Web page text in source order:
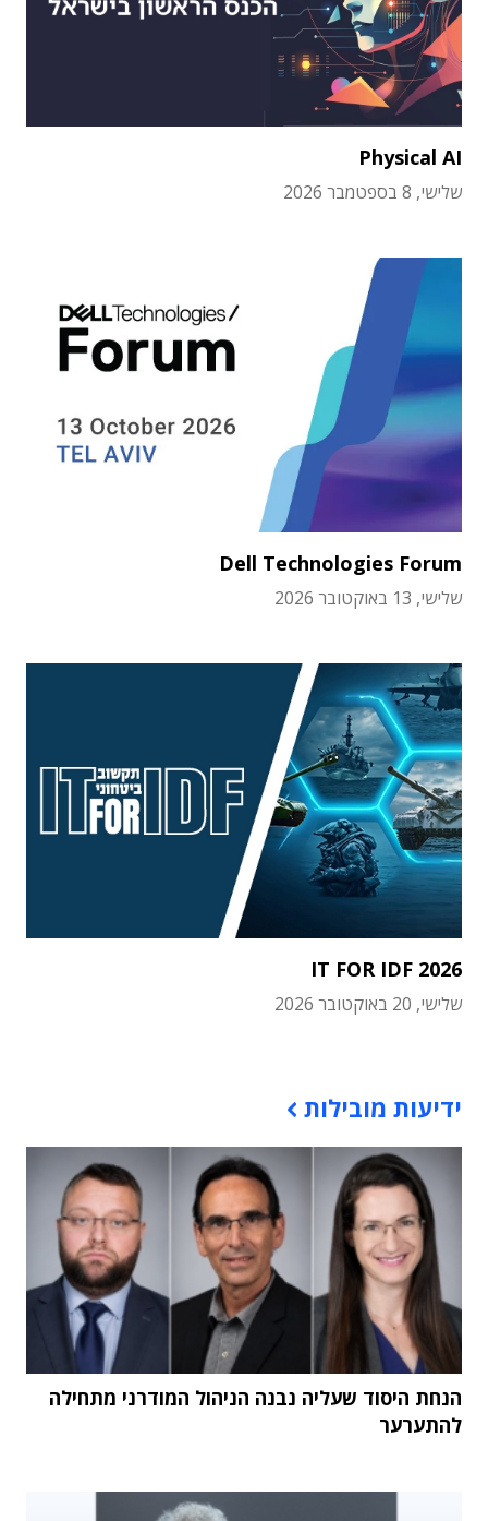
Physical AI
שלישי, 8 בספטמבר 2026
Dell Technologies Forum
שלישי, 13 באוקטובר 2026
IT FOR IDF 2026
שלישי, 20 באוקטובר 2026
ידיעות מובילות
הנחת היסוד שעליה נבנה הניהול המודרני מתחילה
להתערער